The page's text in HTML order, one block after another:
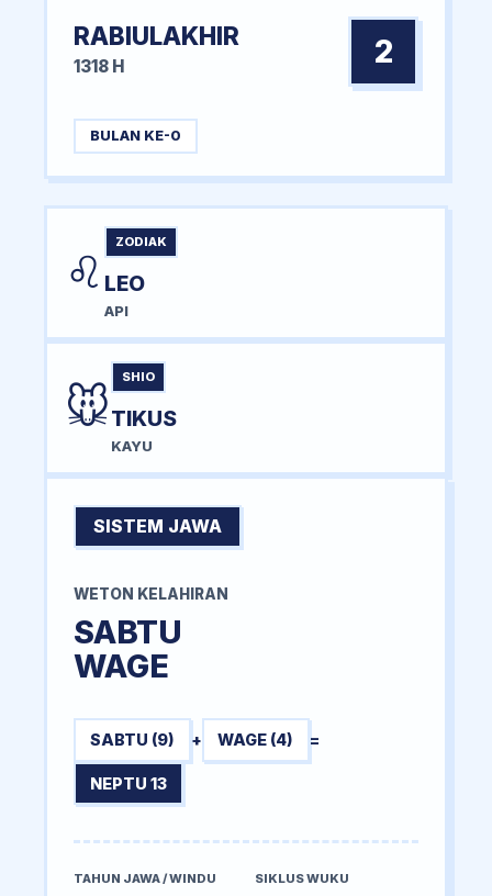
RABIULAKHIR
1318 H 2
BULAN KE-0
♌
ZODIAK
LEO
API
🐭
SHIO
TIKUS
KAYU
SISTEM JAWA
WETON KELAHIRAN
SABTU
WAGE
SABTU (9) + WAGE (4) =
NEPTU 13
TAHUN JAWA / WINDU SIKLUS WUKU